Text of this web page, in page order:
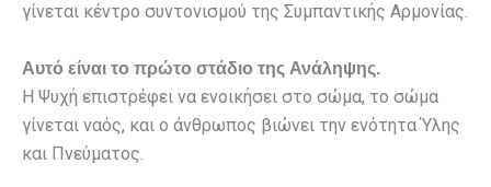
γίνεται κέντρο συντονισμού της Συμπαντικής Αρμονίας.
Αυτό είναι το πρώτο στάδιο της Ανάληψης.
Η Ψυχή επιστρέφει να ενοικήσει στο σώμα, το σώμα
γίνεται ναός, και ο άνθρωπος βιώνει την ενότητα Ύλης
και Πνεύματος.